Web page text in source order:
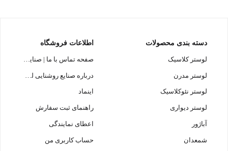
دسته بندی محصولات
لوستر کلاسیک
لوستر مدرن
لوستر نئوکلاسیک
لوستر دیواری
آباژور
شمعدان
اطلاعات فروشگاه
اینماد
راهنمای ثبت سفارش
اعطای نمایندگی
حساب کاربری من